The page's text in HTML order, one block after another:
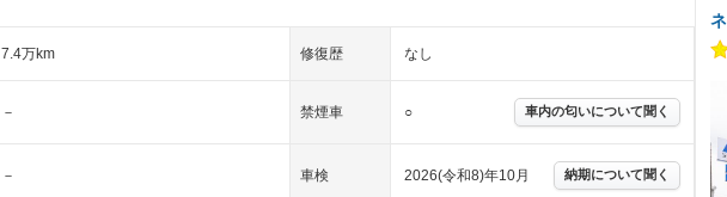
7.4万km 修復歴 なし
－ 禁煙車 ○ 車内の匂いについて聞く
－ 車検 2026(令和8)年10月 納期について聞く